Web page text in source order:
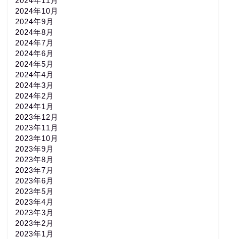
2024年10月
2024年9月
2024年8月
2024年7月
2024年6月
2024年5月
2024年4月
2024年3月
2024年2月
2024年1月
2023年12月
2023年11月
2023年10月
2023年9月
2023年8月
2023年7月
2023年6月
2023年5月
2023年4月
2023年3月
2023年2月
2023年1月